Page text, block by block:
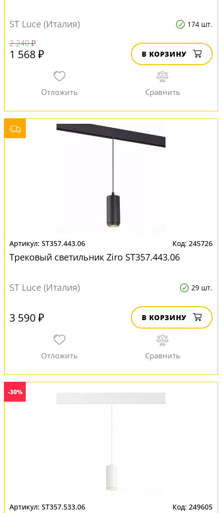
ST Luce (Италия) 174 шт.
2 240 ₽
1 568 ₽ В КОРЗИНУ
ST357.443.06 245726
Трековый светильник Ziro ST357.443.06
ST Luce (Италия) 29 шт.
3 590 ₽ В КОРЗИНУ
-30%
ST357.533.06 249605